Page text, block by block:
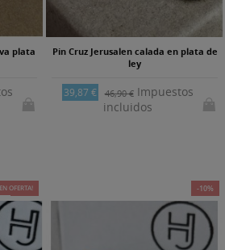
plata
Pin Cruz Jerusalen calada en plata de
ley
39,87 € 46,90 €Impuestos
incluidos
-18%
OFERTA! -10%